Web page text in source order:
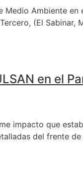
Ambiente
(El
en el
impacto que
del frente